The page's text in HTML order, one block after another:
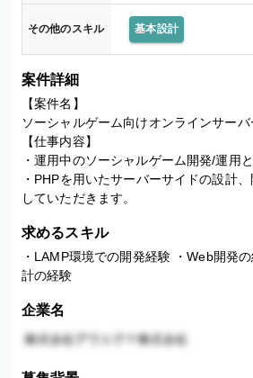
その他のスキル 基本設計
案件詳細
【案件名】
ソーシャルゲーム向けオンラインサーバ
【仕事内容】
・運用中のソーシャルゲーム開発/運用と
・PHPを用いたサーバーサイドの設計
していただきます。
求めるスキル
・LAMP環境での開発経験 ・Web開発
計の経験
企業名